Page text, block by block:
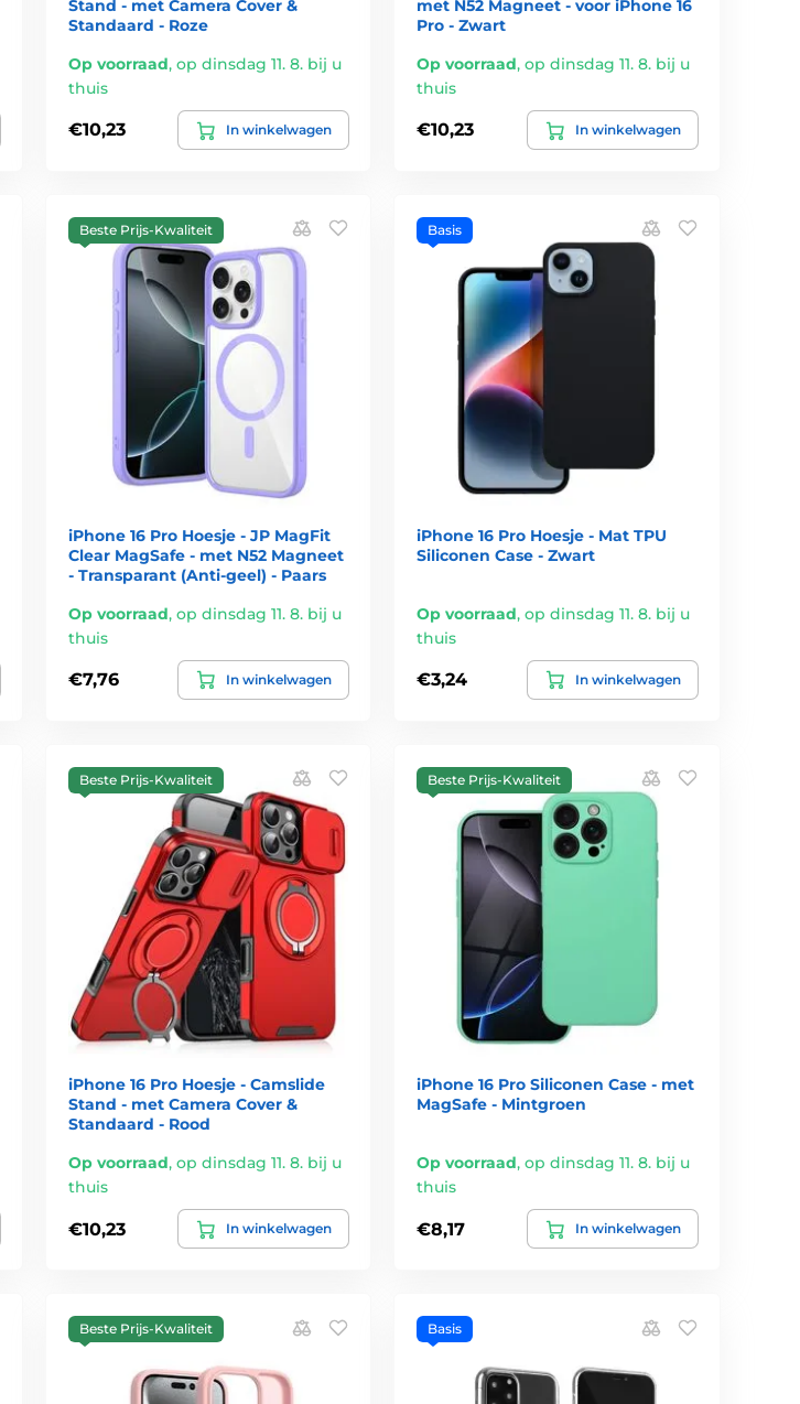
Stand - met Camera Cover &
Standaard - Roze
Op voorraad, op dinsdag 11. 8. bij u
thuis
€10,23 In winkelwagen
met N52 Magneet - voor iPhone 16
Pro - Zwart
Op voorraad,op dinsdag 11. 8. bij u
thuis
€10,23 In winkelwagen
Beste Prijs-Kwaliteit
iPhone 16 Pro Hoesje - JP MagFit
Clear MagSafe - met N52 Magneet
- Transparant (Anti-geel) - Paars
Op voorraad, op dinsdag 11. 8. bij u
thuis
€7,76 In winkelwagen
Basis
iPhone 16 Pro Hoesje - Mat TPU
Siliconen Case - Zwart
Op voorraad,op dinsdag 11. 8. bij u
thuis
€3,24 In winkelwagen
Beste Prijs-Kwaliteit
iPhone 16 Pro Hoesje - Camslide
Stand - met Camera Cover &
Standaard - Rood
Op voorraad, op dinsdag 11. 8. bij u
thuis
€10,23 In winkelwagen
Beste Prijs-Kwaliteit
iPhone 16 Pro Siliconen Case - met
MagSafe - Mintgroen
Op voorraad,op dinsdag 11. 8. bij u
thuis
€8,17 In winkelwagen
Beste Prijs-Kwaliteit Basis